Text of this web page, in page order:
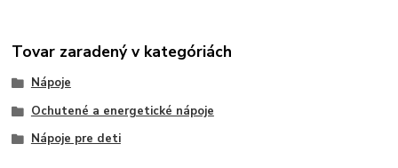
Tovar zaradený v kategóriách
Nápoje
Ochutené a energetické nápoje
Nápoje pre deti